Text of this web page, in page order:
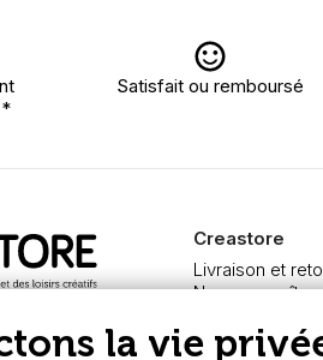
Satisfait ou remboursé
Creastore
Livraison et
Nous connaître
FAQ
la vie